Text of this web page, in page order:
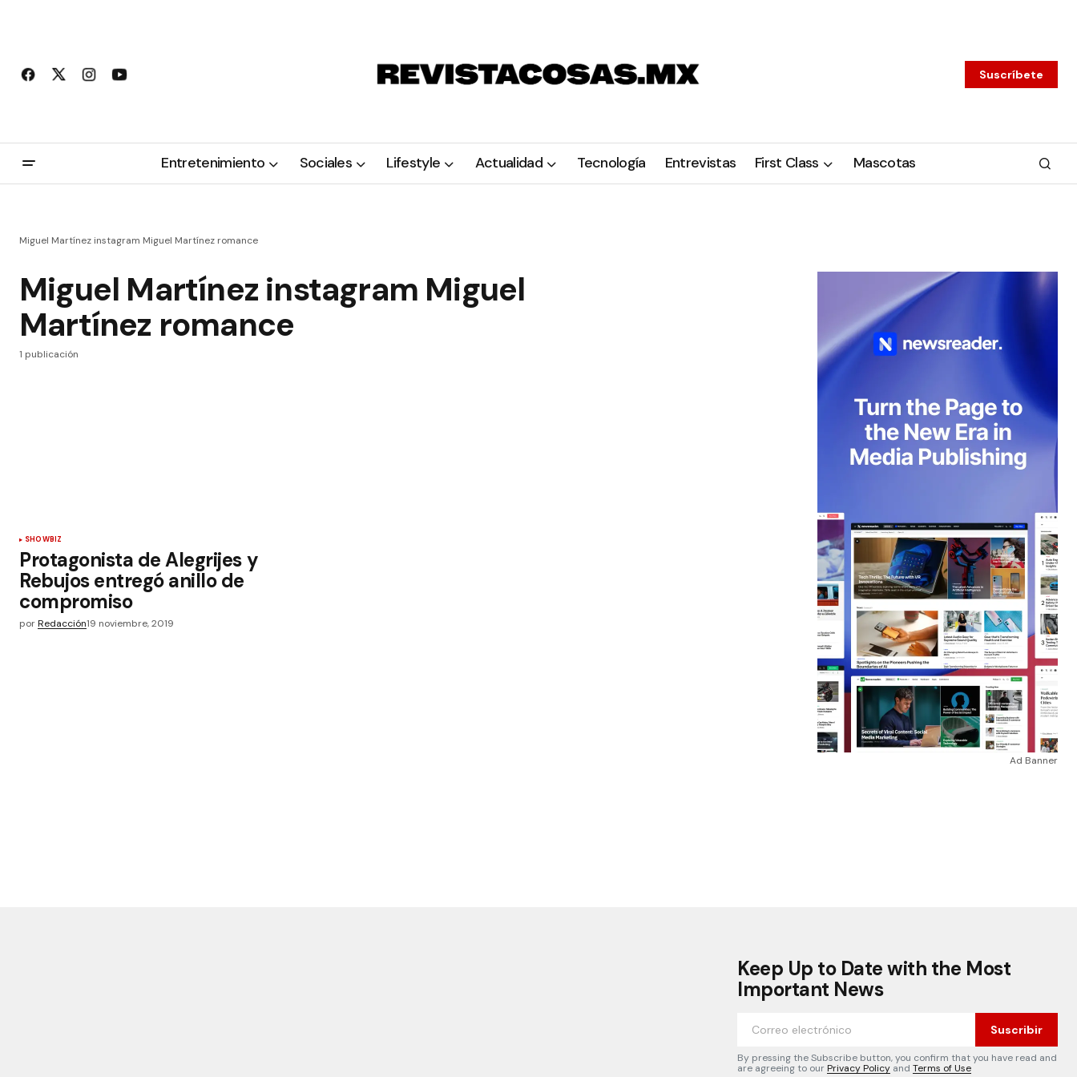
Suscríbete
Entretenimiento Sociales Lifestyle Actualidad Tecnología Entrevistas First Class Mascotas
Miguel Martínez instagram Miguel Martínez romance
Miguel Martínez instagram Miguel
Martínez romance
1 publicación
SHOWBIZ
Protagonista de Alegrijes y
Rebujos entregó anillo de
compromiso
porRedacción19 noviembre, 2019
Ad Banner
Keep Up to Date with the Most
Important News
Suscribir
By pressing the Subscribe button, you confirm that you have read and
are agreeing to ourPrivacy Policy and Terms of Use